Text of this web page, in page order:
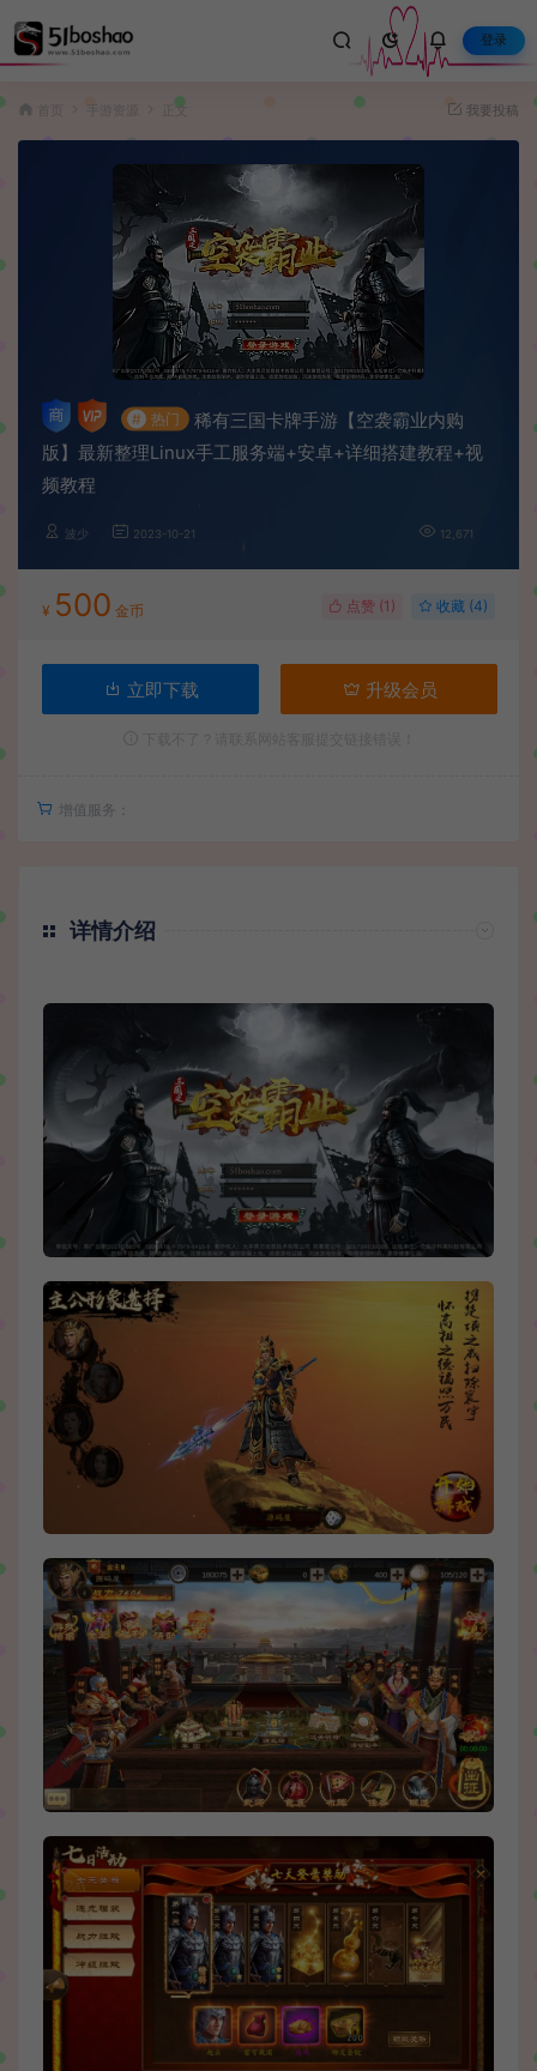
登录
手游资源 正文 我要投稿
# 热门
稀有三国卡牌手游【空袭霸业内购
版】最新整理Linux手工服务端+安卓+详细搭建教程+视
频教程
波少 2023-10-21 12,671
¥ 500 金币 点赞 (1 ) 收藏 (4)
立即下载 升级会员
增值服务：
详情介绍